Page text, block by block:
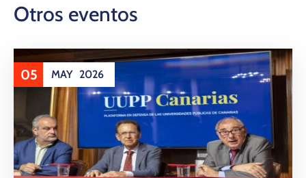
Otros eventos
05 MAY 2026